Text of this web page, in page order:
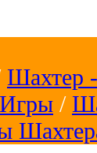
Шахтер
/